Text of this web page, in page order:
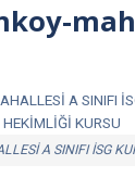
A SINIFI İSG